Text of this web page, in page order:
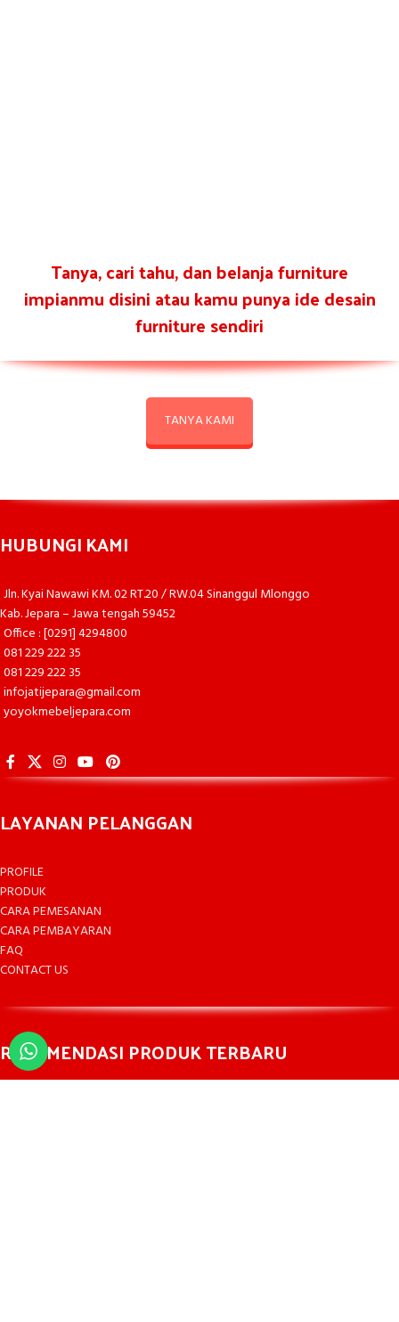
Tanya, cari tahu, dan belanja furniture
impianmu disini atau kamu punya ide desain
furniture sendiri
TANYA KAMI
HUBUNGI KAMI
Jln. Kyai Nawawi KM. 02 RT.20 / RW.04 Sinanggul Mlonggo
Kab. Jepara – Jawa tengah 59452
Office : [0291] 4294800
081 229 222 35
081 229 222 35
infojatijepara@gmail.com
yoyokmebeljepara.com
LAYANAN PELANGGAN
PROFILE
PRODUK
CARA PEMESANAN
CARA PEMBAYARAN
FAQ
CONTACT US
REKOMENDASI PRODUK TERBARU